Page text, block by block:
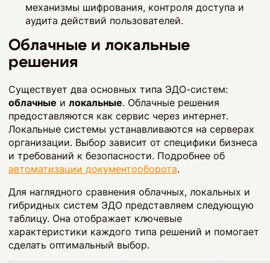
механизмы шифрования, контроля доступа и
аудита действий пользователей.
Облачные и локальные
решения
Существует два основных типа ЭДО-систем:
облачные и локальные. Облачные решения
предоставляются как сервис через интернет.
Локальные системы устанавливаются на серверах
организации. Выбор зависит от специфики бизнеса
и требований к безопасности. Подробнее об
автоматизации документооборота.
Для наглядного сравнения облачных, локальных и
гибридных систем ЭДО представляем следующую
таблицу. Она отображает ключевые
характеристики каждого типа решений и помогает
сделать оптимальный выбор.